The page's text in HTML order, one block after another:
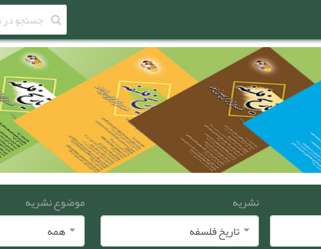
نشریه
تاریخ فلسفه
موضوع نشریه
همه